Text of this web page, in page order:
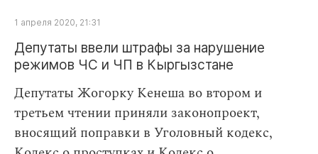
1 апреля 2020, 21:31
Депутаты ввели штрафы за нарушение
режимов ЧС и ЧП в Кыргызстане
Депутаты Жогорку Кенеша во втором и
третьем чтении приняли законопроект,
вносящий поправки в Уголовный кодекс,